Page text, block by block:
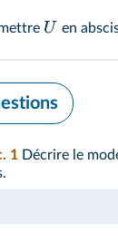
U en
1 Décrire le